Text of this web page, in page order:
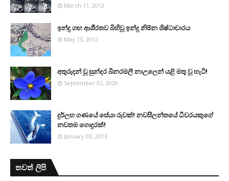
March 11, 2012
ඉන්දු ගඟ ආශි‍්‍රතව බිහිවූ ඉන්දු නිම්න ශිෂ්ටාචාරය
May 15, 2012
අතුරුදන් වූ සුන්දර බිනරමලී නාඋ‍ලෙන් යළි මතු වූ හැටි!
September 02, 2020
දුර්ලභ ගණයේ සේයා රුවක්! නවසීලන්තයේ ධීවරයකුගේ
නවතම ගොදුරක්!
January 03, 2013
තවත් ලිපි